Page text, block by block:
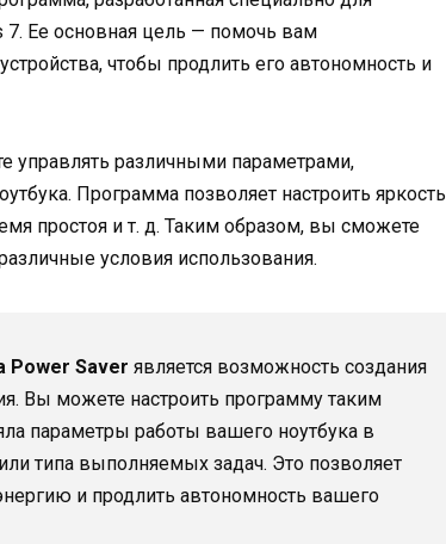
7. Ее основная цель — помочь вам
чтобы продлить его автономность и
управлять различными параметрами,
Программа позволяет настроить яркость
простоя и т. д. Таким образом, вы сможете
условия использования.
Power Saver является возможность создания
Вы можете настроить программу таким
параметры работы вашего ноутбука в
типа выполняемых задач. Это позволяет
и продлить автономность вашего